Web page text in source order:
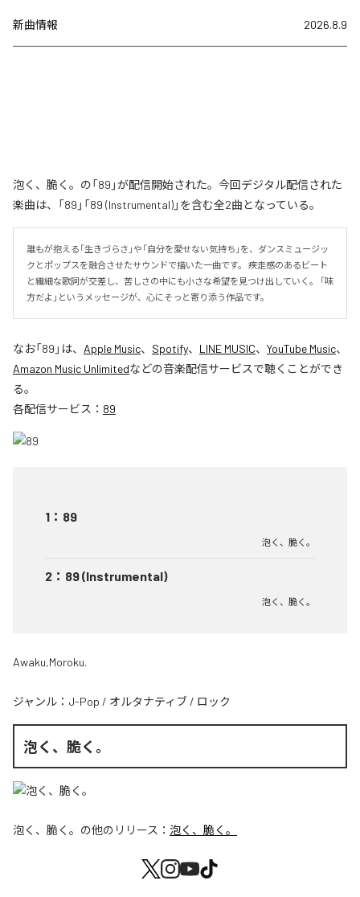
新曲情報 2026.8.9
泡く、脆く。の「89」が配信開始された。今回デジタル配信された
楽曲は、「89」「89 (Instrumental)」を含む全2曲となっている。
誰もが抱える「生きづらさ」や「自分を愛せない気持ち」を、ダンスミュージッ
クとポップスを融合させたサウンドで描いた一曲です。 疾走感のあるビート
と繊細な歌詞が交差し、苦しさの中にも小さな希望を見つけ出していく。 「味
方だよ」というメッセージが、心にそっと寄り添う作品です。
なお「89 」は、 Apple Music、 Spotify、 LINE MUSIC、 YouTube Music、
Amazon Music Unlimitedなどの音楽配信サービスで聴くことができ
る。
各配信サービス： 89
1 ： 89
泡く、脆く。
2 ： 89 (Instrumental)
泡く、脆く。
Awaku,Moroku.
ジャンル： J-Pop / オルタナティブ / ロック
泡く、脆く。
泡く、脆く。 の他のリリース： 泡く、脆く。